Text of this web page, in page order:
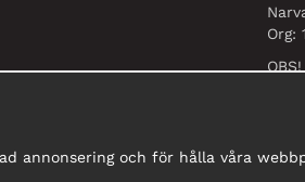
Org:
annonsering och för hålla våra